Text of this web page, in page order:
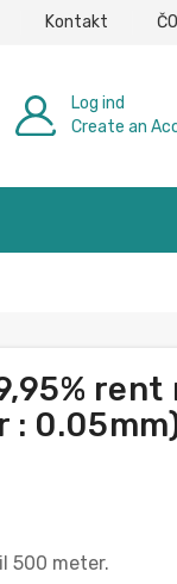
Kontakt
Log ind
Create an
rent
:
500 meter.